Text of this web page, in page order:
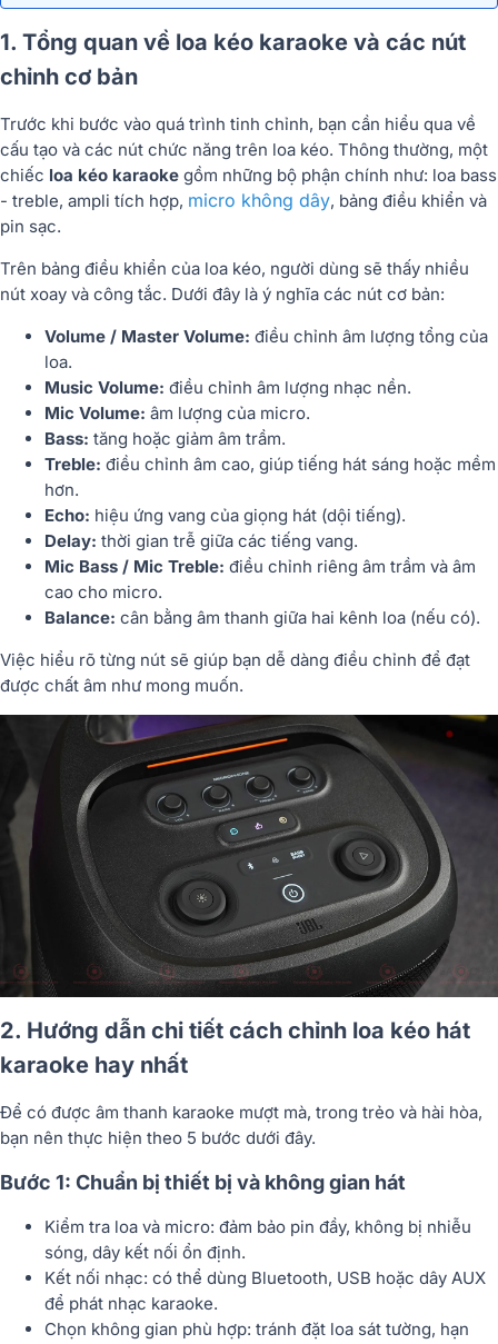
1. Tổng quan về loa kéo karaoke và các nút
chỉnh cơ bản
Trước khi bước vào quá trình tinh chỉnh, bạn cần hiểu qua về
cấu tạo và các nút chức năng trên loa kéo. Thông thường, một
chiếc loa kéo karaoke gồm những bộ phận chính như: loa bass
- treble, ampli tích hợp, micro không dây, bảng điều khiển và
pin sạc.
Trên bảng điều khiển của loa kéo, người dùng sẽ thấy nhiều
nút xoay và công tắc. Dưới đây là ý nghĩa các nút cơ bản:
Volume / Master Volume: điều chỉnh âm lượng tổng của
loa.
Music Volume: điều chỉnh âm lượng nhạc nền.
Mic Volume: âm lượng của micro.
Bass: tăng hoặc giảm âm trầm.
Treble: điều chỉnh âm cao, giúp tiếng hát sáng hoặc mềm
hơn.
Echo: hiệu ứng vang của giọng hát (dội tiếng).
Delay: thời gian trễ giữa các tiếng vang.
Mic Bass / Mic Treble: điều chỉnh riêng âm trầm và âm
cao cho micro.
Balance: cân bằng âm thanh giữa hai kênh loa (nếu có).
Việc hiểu rõ từng nút sẽ giúp bạn dễ dàng điều chỉnh để đạt
được chất âm như mong muốn.
2. Hướng dẫn chi tiết cách chỉnh loa kéo hát
karaoke hay nhất
Để có được âm thanh karaoke mượt mà, trong trẻo và hài hòa,
bạn nên thực hiện theo 5 bước dưới đây.
Bước 1: Chuẩn bị thiết bị và không gian hát
Kiểm tra loa và micro: đảm bảo pin đầy, không bị nhiễu
sóng, dây kết nối ổn định.
Kết nối nhạc: có thể dùng Bluetooth, USB hoặc dây AUX
để phát nhạc karaoke.
Chọn không gian phù hợp: tránh đặt loa sát tường, hạn